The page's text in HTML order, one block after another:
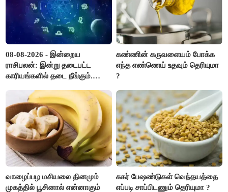
08-08-2026 - இன்றைய
ராசிபலன்: இன்று தடைபட்ட
காரியங்களில் தடை நீங்கும்.
இருக்கும். ஆன்மீக எண்ணம்
அதிகரிக்கும்..!
கண்ணின் கருவளையம் போக்க
எந்த எண்ணெய் உதவும் தெரியுமா
?
வாழைப்பழ மசியலை தினமும்
முகத்தில் பூசினால் என்னாகும்
சுகர் பேஷண்டுகள் வெந்தயத்தை
எப்படி சாப்பிடணும் தெரியுமா ?